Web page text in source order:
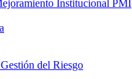
Institucional PMI
del Riesgo